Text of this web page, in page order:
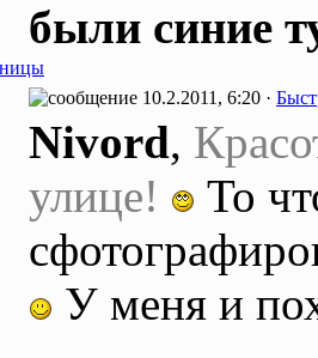
были синие
10.2.2011, 6:20 ·
Nivord,
улице!
То
У меня и